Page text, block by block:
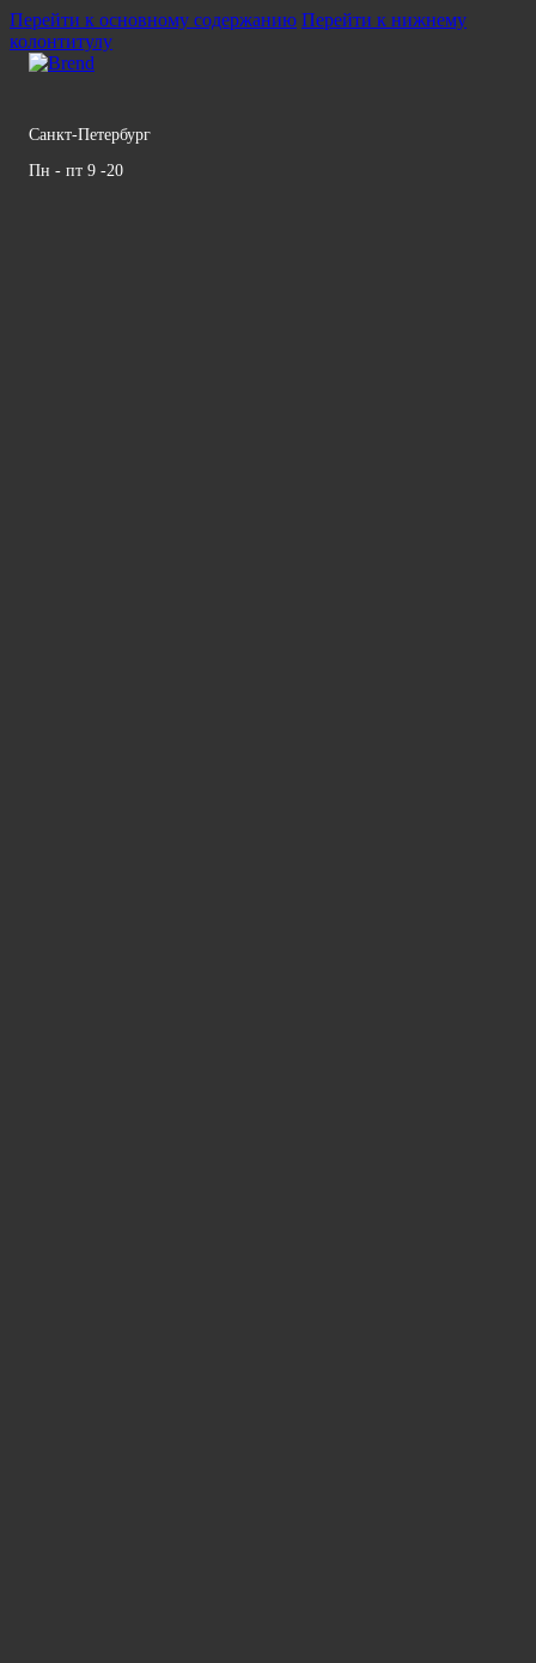
Перейти к основному содержанию Перейти к нижнему
колонтитулу
Санкт-Петербург
Пн - пт 9 -20